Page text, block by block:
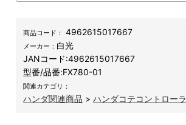
商品コード： 4962615017667
メーカー： 白光
JANコード:4962615017667
型番/品番:FX780-01
関連カテゴリ：
ハンダ関連商品 >ハンダコテコントローラ